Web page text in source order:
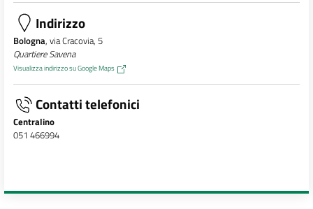
Indirizzo
Bologna, via Cracovia, 5
Quartiere Savena
Visualizza indirizzo su Google Maps
Contatti telefonici
Centralino
051 466994